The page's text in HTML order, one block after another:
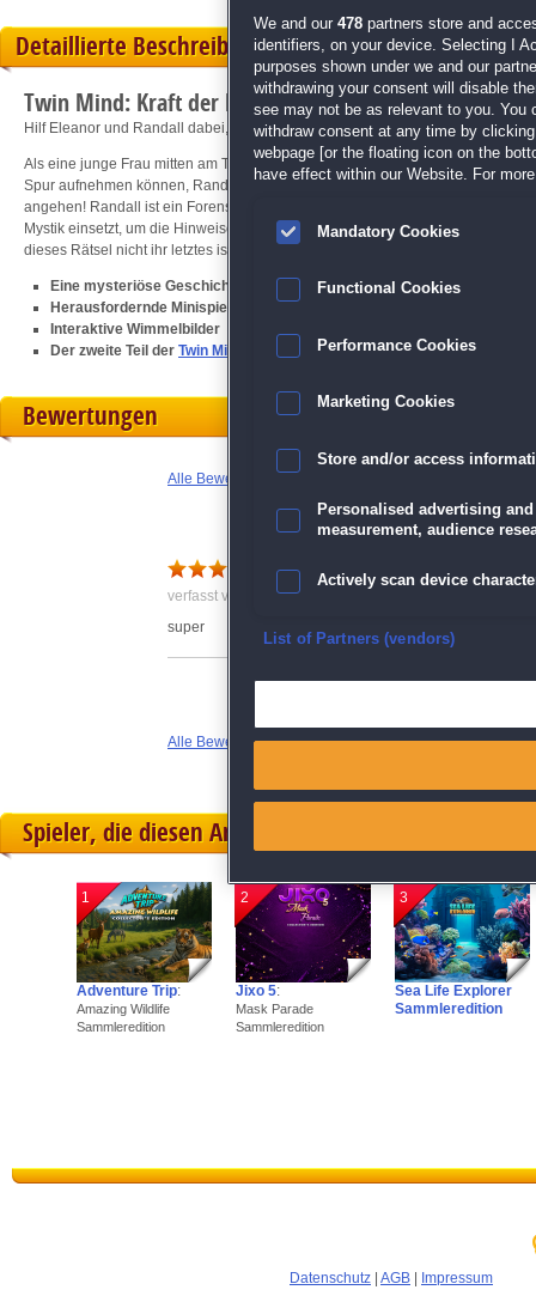
Detaillierte Beschreibung
Twin Mind: Kraft der Liebe
Hilf Eleanor und Randall dabei, diesen Fall zu lösen!
Als eine junge Frau mitten am Tag ohne Zeugen von einem öffentlichen Ort
Spur aufnehmen können, Randall und Eleanor, die Detective-Zwillinge, die
angehen! Randall ist ein Forensik-Experte, der Wissenschaft und Logik
Mystik einsetzt, um die Hinweise zu finden. Eleanor und Randall brauchen
dieses Rätsel nicht ihr letztes ist!
Eine mysteriöse Geschichte
Herausfordernde Minispiele
Interaktive Wimmelbilder
Der zweite Teil der Twin Mind
Bewertungen
Alle Bewertungen anzeigen
verfasst von Anonym am 29.06.2023 um 07:31
super
Alle Bewertungen anzeigen
Spieler, die diesen Artikel gekauft haben, spielten
1
Adventure Trip:
Amazing Wildlife
Sammleredition
2
Jixo 5:
Mask Parade
Sammleredition
3
Sea Life Explorer
Sammleredition
Datenschutz AGB Impressum
We and our 478 partners store and
identifiers, on your device. Selecting I
purposes shown under we and our
withdrawing your consent will disable
see may not be as relevant to you. You
withdraw consent at any time by
webpage [or the floating icon on the
have effect within our Website. For
Mandatory Cookies
Functional Cookies
Performance Cookies
Marketing Cookies
Store and/or access
Personalised advertising
measurement, audience
Actively scan device
Ensure security, prevent
Save and communicate
List of Partners (vendors)